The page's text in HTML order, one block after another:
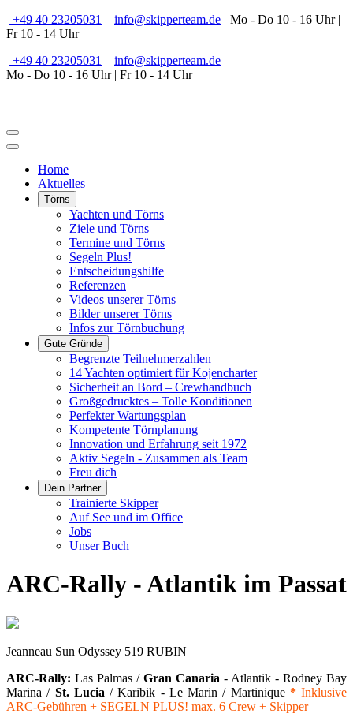
+49 40 23205031 info@skipperteam.de Mo - Do 10 - 16 Uhr |
Fr 10 - 14 Uhr
+49 40 23205031
info@skipperteam.de
Mo - Do 10 - 16 Uhr | Fr 10 - 14 Uhr
Home
Aktuelles
Törns
Yachten und Törns
Ziele und Törns
Termine und Törns
Segeln Plus!
Entscheidungshilfe
Referenzen
Videos unserer Törns
Bilder unserer Törns
Infos zur Törnbuchung
Gute Gründe
Begrenzte Teilnehmerzahlen
14 Yachten optimiert für Kojencharter
Sicherheit an Bord – Crewhandbuch
Großgedrucktes – Tolle Konditionen
Perfekter Wartungsplan
Kompetente Törnplanung
Innovation und Erfahrung seit 1972
Aktiv Segeln - Zusammen als Team
Freu dich
Dein Partner
Trainierte Skipper
Auf See und im Office
Jobs
Unser Buch
ARC-Rally - Atlantik im Passat
Jeanneau Sun Odyssey 519 RUBIN
ARC-Rally: Las Palmas / Gran Canaria - Atlantik - Rodney Bay
Marina / St. Lucia / Karibik - Le Marin / Martinique * Inklusive
ARC-Gebühren + SEGELN PLUS! max. 6 Crew + Skipper